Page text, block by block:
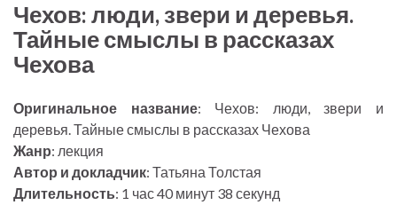
Чехов: люди, звери и деревья.
Тайные смыслы в рассказах
Чехова
Оригинальное название: Чехов: люди, звери и
деревья. Тайные смыслы в рассказах Чехова
Жанр: лекция
Автор и докладчик: Татьяна Толстая
Длительность: 1 час 40 минут 38 секунд